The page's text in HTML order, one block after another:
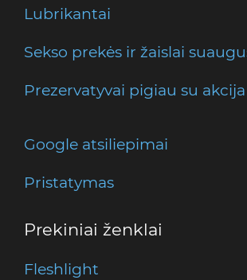
Lubrikantai
Sekso prekės ir žaislai
Prezervatyvai pigiau su akcija
Google atsiliepimai
Pristatymas
Prekiniai ženklai
Fleshlight